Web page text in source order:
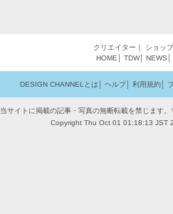
クリエイター ｜ ショップ
HOME
TDW│ NEWS
DESIGN CHANNELとは ヘルプ│ 利用規約│
当サイトに掲載の記事・写真の無断転載を禁じます
Copyright Thu Oct 01 01:18:13 JST